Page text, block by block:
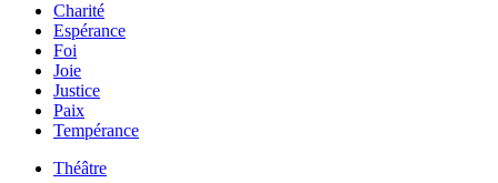
Charité
Espérance
Foi
Joie
Justice
Paix
Tempérance
Théâtre